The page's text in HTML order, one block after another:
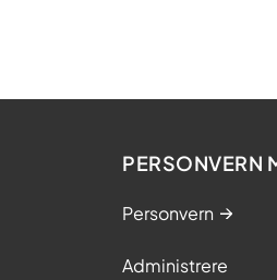
PERSONVERN
Personvern
Administrere